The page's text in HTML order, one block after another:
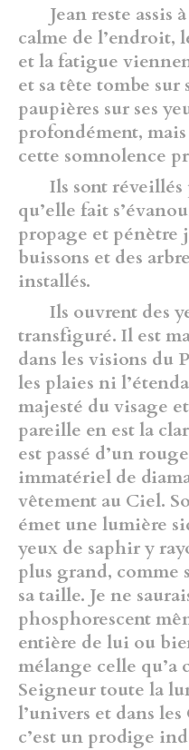
Jean reste assis
calme de l’endroit,
et la fatigue
et sa tête tombe
paupières sur ses
profondément,
cette somnolence
Ils sont réveillés
qu’elle fait
propage et pénètre
buissons et des
installés.
Ils ouvrent des
transfiguré. Il est
dans les visions du
les plaies ni
majesté du visage
pareille en est la
est passé d’un
immatériel de
vêtement au Ciel.
émet une lumière
yeux de saphir y
plus grand, comme
sa taille. Je ne
phosphorescent
entière de lui ou
mélange celle qu’a
Seigneur toute la
l’univers et dans
c’est un prodige